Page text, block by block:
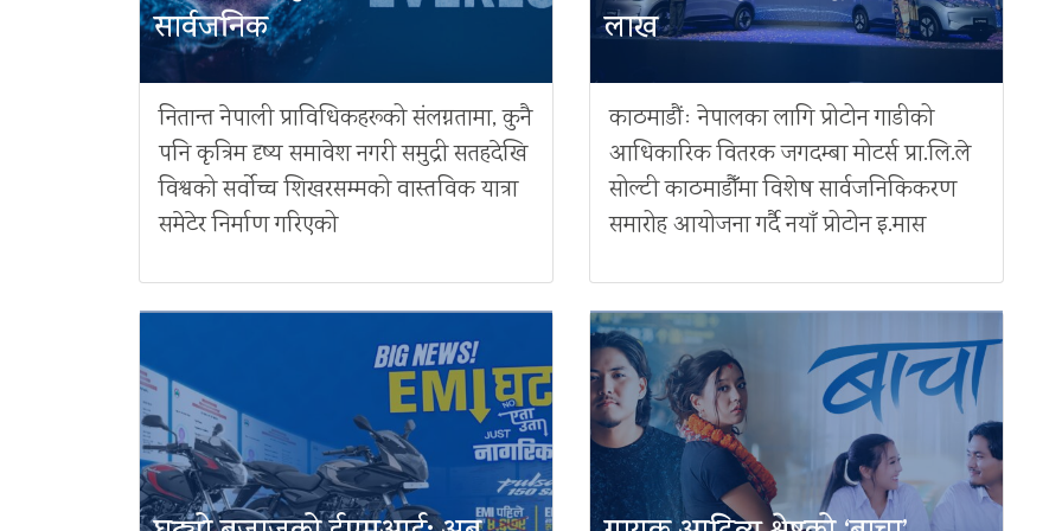
सार्वजनिक
नितान्त नेपाली प्राविधिकहरूको संलग्नतामा, कुनै
पनि कृत्रिम दृष्य समावेश नगरी समुद्री सतहदेखि
विश्वको सर्वोच्च शिखरसम्मको वास्तविक यात्रा
समेटेर निर्माण गरिएको
लाख
काठमाडौंः नेपालका लागि प्रोटोन गाडीको
आधिकारिक वितरक जगदम्बा मोटर्स प्रा.लि.ले
सोल्टी काठमाडौँमा विशेष सार्वजनिकिकरण
समारोह आयोजना गर्दै नयाँ प्रोटोन इ.मास